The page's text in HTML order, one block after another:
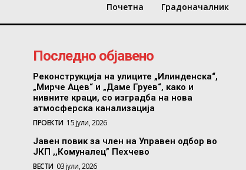
Почетна Градоначалник
Последно објавено
Реконструкција на улиците „Илинденска“,
„Мирче Ацев“ и „Даме Груев“, како и
нивните краци, со изградба на нова
атмосферска канализација
ПРОЕКТИ 15 јули, 2026
Јавен повик за член на Управен одбор во
ЈКП ,,Комуналец” Пехчево
ВЕСТИ 03 јули, 2026